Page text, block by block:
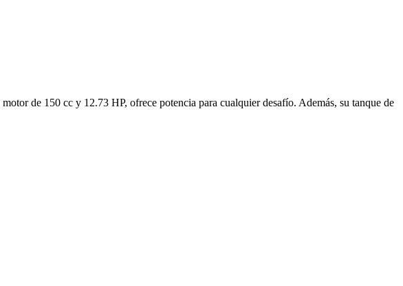
de 150 cc y 12.73 HP, ofrece potencia para cualquier desafío. Además, su tanque de